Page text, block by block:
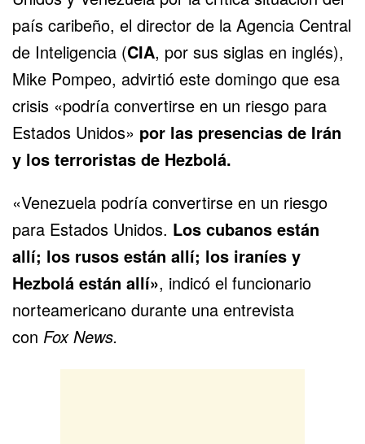
país caribeño, el director de la Agencia Central
de Inteligencia (CIA, por sus siglas en inglés),
Mike Pompeo, advirtió este domingo que esa
crisis «podría convertirse en un riesgo para
Estados Unidos» por las presencias de Irán
y los terroristas de Hezbolá.
«Venezuela podría convertirse en un riesgo
para Estados Unidos. Los cubanos están
allí; los rusos están allí; los iraníes y
Hezbolá están allí», indicó el funcionario
norteamericano durante una entrevista
con Fox News.